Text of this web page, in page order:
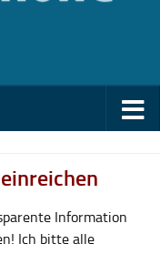
Information
Ich bitte alle